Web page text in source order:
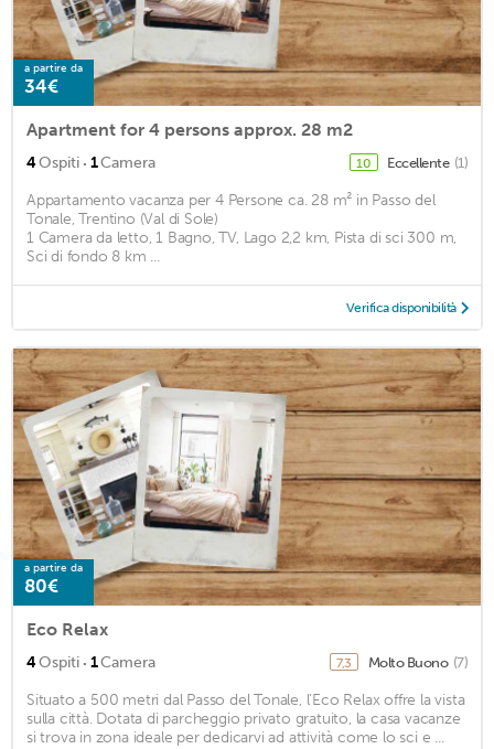
a partire da
34€
Apartment for 4 persons approx. 28 m2
4Ospiti · 1Camera 10 Eccellente (1)
Appartamento vacanza per 4 Persone ca. 28 m² in Passo del
Tonale, Trentino (Val di Sole)
1 Camera da letto, 1 Bagno, TV, Lago 2,2 km, Pista di sci 300 m,
Sci di fondo 8 km ...
Verifica disponibilità
a partire da
80€
Eco Relax
4Ospiti · 1Camera 7,3 Molto Buono (7)
Situato a 500 metri dal Passo del Tonale, l’Eco Relax offre la vista
sulla città. Dotata di parcheggio privato gratuito, la casa vacanze
si trova in zona ideale per dedicarvi ad attività come lo sci e ...